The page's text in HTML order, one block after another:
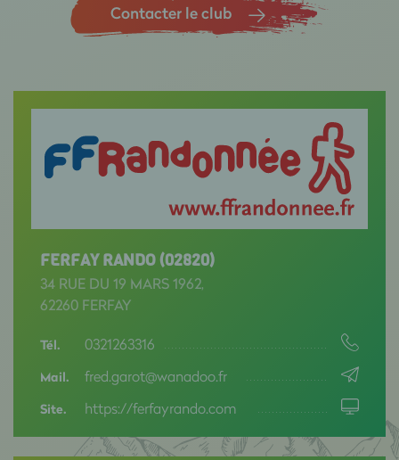
Contacter le club
FERFAY RANDO (02820)
34 RUE DU 19 MARS 1962,
62260 FERFAY
Tél. 0321263316
Mail. fred.garot@wanadoo.fr
Site. https://ferfayrando.com